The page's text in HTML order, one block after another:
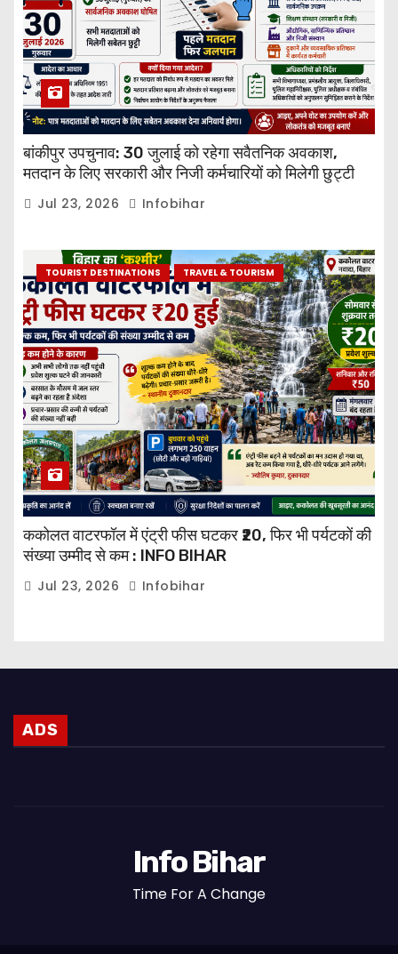
बांकीपुर उपचुनाव: 30 जुलाई को रहेगा सवैतनिक अवकाश,
मतदान के लिए सरकारी और निजी कर्मचारियों को मिलेगी छुट्टी
Jul 23, 2026 Infobihar
TOURIST DESTINATIONS TRAVEL & TOURISM
ककोलत वाटरफॉल में एंट्री फीस घटकर ₹20, फिर भी पर्यटकों की
संख्या उम्मीद से कम : INFO BIHAR
Jul 23, 2026 Infobihar
ADS
Info Bihar
Time For A Change